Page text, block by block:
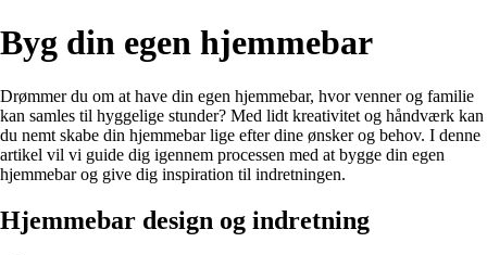
Byg din egen hjemmebar
Drømmer du om at have din egen hjemmebar, hvor venner og familie
kan samles til hyggelige stunder? Med lidt kreativitet og håndværk kan
du nemt skabe din hjemmebar lige efter dine ønsker og behov. I denne
artikel vil vi guide dig igennem processen med at bygge din egen
hjemmebar og give dig inspiration til indretningen.
Hjemmebar design og indretning